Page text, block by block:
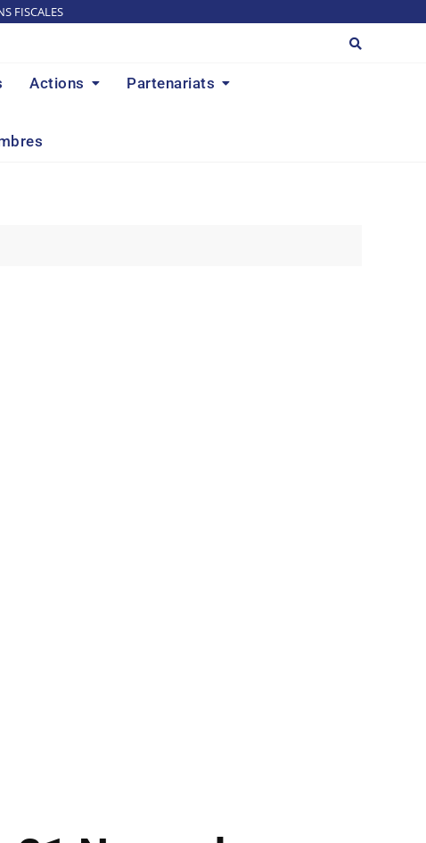
FISCALES
Actions Partenariats